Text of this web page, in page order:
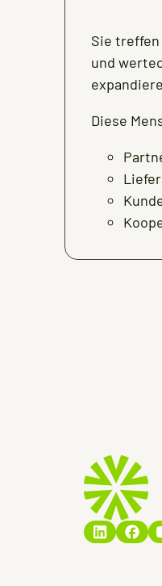
Sie
und
Diese